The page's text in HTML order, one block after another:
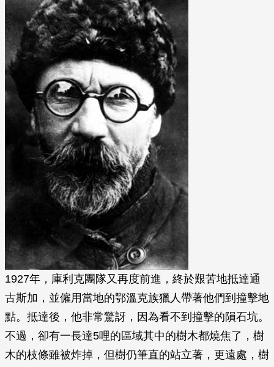
1927年，庫利克團隊又再度前進，終於艱苦地抵達通
古斯加，並僱用當地的鄂溫克族獵人帶著他們到撞擊地
點。抵達後，他非常驚訝，因為看不到撞擊的隕石坑。
不過，卻有一長達5哩的區域其中的樹木都燒焦了，樹
木的枝條雖被炸掉，但樹仍筆直的站立著，更遠處，樹